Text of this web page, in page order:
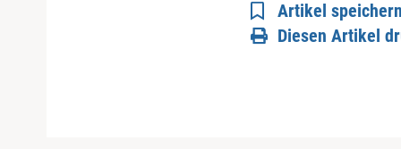
Artikel speichern
Diesen Artikel